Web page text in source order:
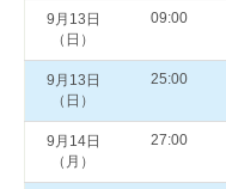
9月13日
（日）
09:00
9月13日
（日）
25:00
9月14日
（月）
27:00